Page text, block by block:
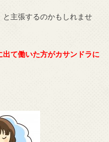
と主張するのかもしれませ
て働いた方がカサンドラに